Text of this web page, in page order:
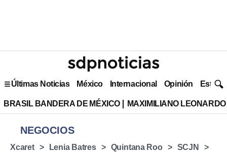
Últimas Noticias México Internacional Opinión Estilo
BRASIL BANDERA DE MÉXICO MAXIMILIANO
NEGOCIOS
Xcaret Lenia Batres Quintana Roo SCJN